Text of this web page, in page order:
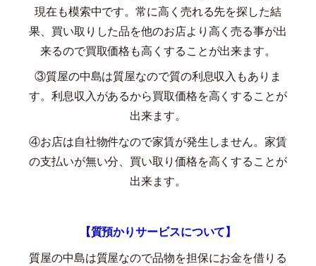
現在も模索中です。常に高く売れる先を探した結
果、買い取りした品を他のお店より高く売る事が出
来るので買取価格も高くすることが出来ます。
③質屋の中島は質屋なので質の利息収入もありま
す。利息収入があるから買取価格を高くすることが
出来ます。
④お店は自社物件なので家賃が発生しません。家賃
の支払いが無い分、買い取り価格を高くすることが
出来ます。
【質預かりサービスについて】
質屋の中島は質屋なので品物を担保にお金を借りる